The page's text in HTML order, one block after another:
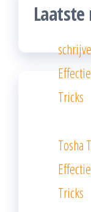
Laatste
Tricks
Tosha
Tricks